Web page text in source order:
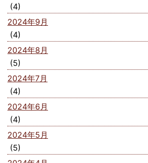
(4)
2024年9月
(4)
2024年8月
(5)
2024年7月
(4)
2024年6月
(4)
2024年5月
(5)